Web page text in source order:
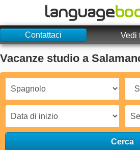
Cerca
Contattaci
Entra
Contattaci Vedi
Vacanze studio a
Cerca